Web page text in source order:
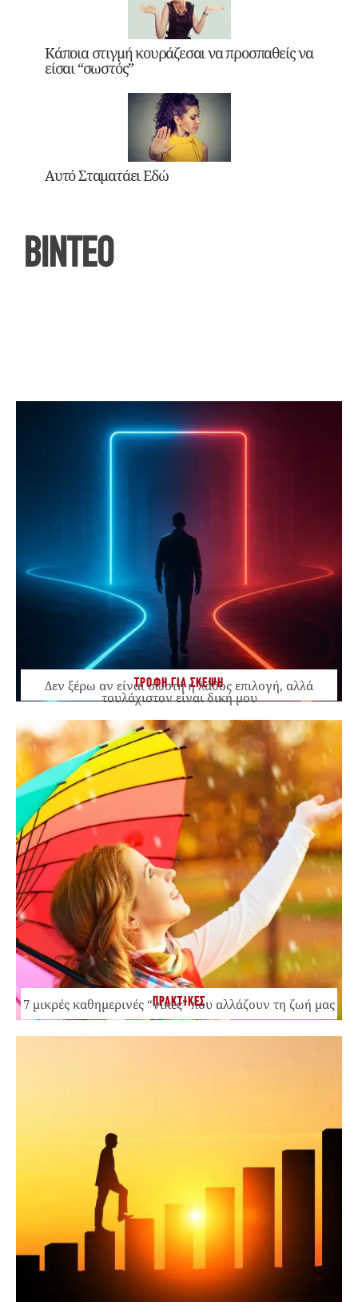
Κάποια στιγμή κουράζεσαι να προσπαθείς να
είσαι “σωστός”
Αυτό Σταματάει Εδώ
ΒΙΝΤΕΟ
ΤΡΟΦΗ ΓΙΑ ΣΚΕΨΗ
Δεν ξέρω αν είναι σωστή ή λάθος επιλογή, αλλά
τουλάχιστον είναι δική μου
ΠΡΑΚΤΙΚΕΣ
7 μικρές καθημερινές “νίκες” που αλλάζουν τη ζωή μας